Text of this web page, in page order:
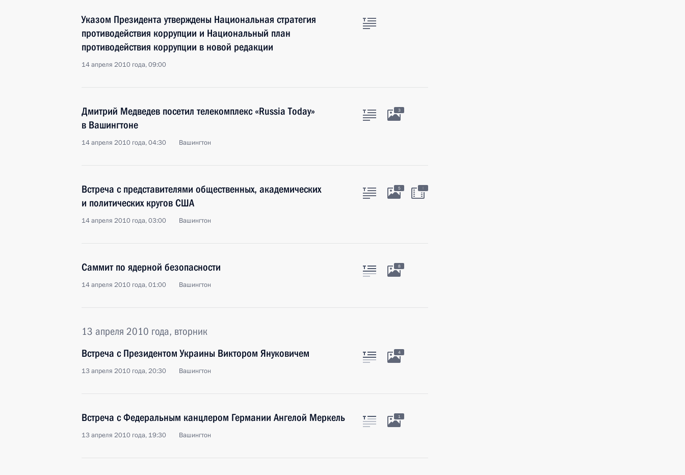
Указом Президента утверждены Национальная стратегия
противодействия коррупции и Национальный план
противодействия коррупции в новой редакции
14 апреля 2010 года, 09:00
Дмитрий Медведев посетил телекомплекс «Russia Today»
в Вашингтоне
14 апреля 2010 года, 04:30 Вашингтон
3
Встреча с представителями общественных, академических
и политических кругов США
14 апреля 2010 года, 03:00 Вашингтон
5 :
Саммит по ядерной безопасности
14 апреля 2010 года, 01:00 Вашингтон
8
13 апреля 2010 года, вторник
Встреча с Президентом Украины Виктором Януковичем
13 апреля 2010 года, 20:30 Вашингтон
4
Встреча с Федеральным канцлером Германии Ангелой Меркель
13 апреля 2010 года, 19:30 Вашингтон
1